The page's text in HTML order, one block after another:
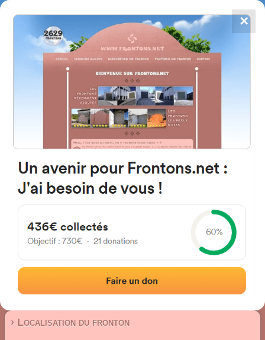
FRONTONS.NET
RECHERCHER UN FRONTON
PROPOSER UN FRONTON
4867
frontons
31314 Santacara, Navarra
Plaza el Ayuntamiento 5
Fronton mur à gauche
Localisation|Photos|Commentaires et avis
› Localisation du fronton
✕